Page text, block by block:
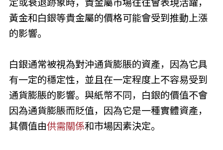
黃金和白銀等貴金屬的價格可能會受到推動上漲
的影響。
白銀通常被視為對沖通貨膨脹的資產，因為它具
有一定的穩定性，並且在一定程度上不容易受到
通貨膨脹的影響。與紙幣不同，白銀的價值不會
因為通貨膨脹而貶值，因為它是一種實體資產，
其價值由供需關係和市場因素決定。